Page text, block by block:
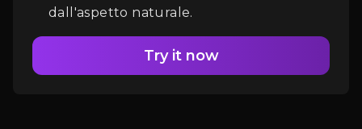
dall'aspetto naturale.
Try it now